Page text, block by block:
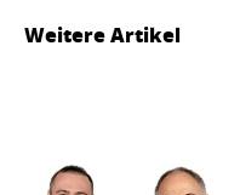
Weitere Artikel